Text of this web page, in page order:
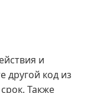
и
другой код из
Также